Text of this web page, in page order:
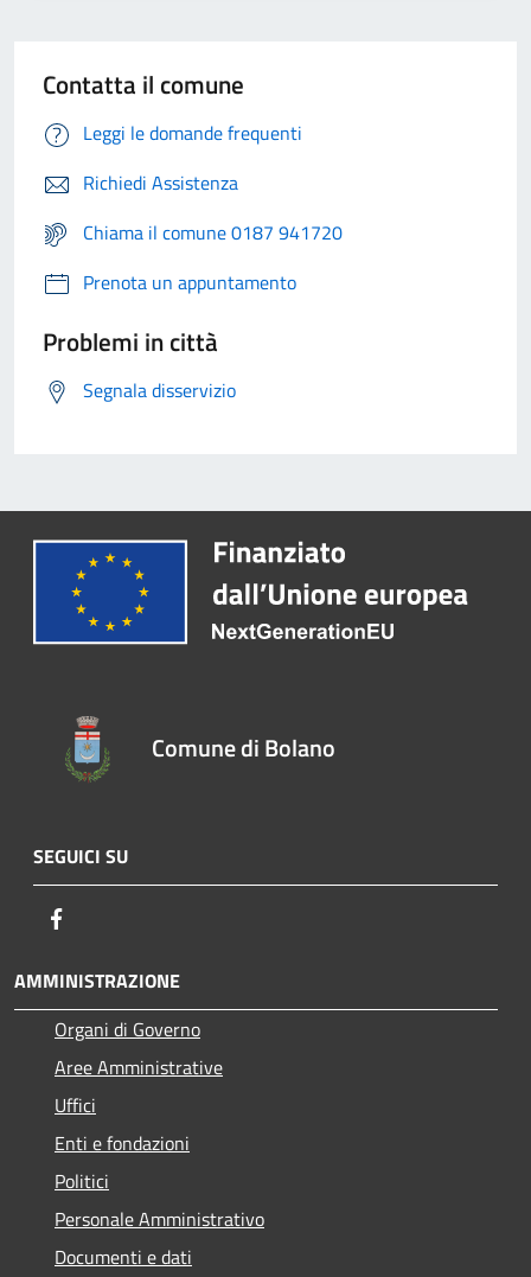
Contatta il comune
Leggi le domande frequenti
Richiedi Assistenza
Chiama il comune 0187 941720
Prenota un appuntamento
Problemi in città
Segnala disservizio
Comune di Bolano
SEGUICI SU
AMMINISTRAZIONE
Organi di Governo
Aree Amministrative
Uffici
Enti e fondazioni
Politici
Personale Amministrativo
Documenti e dati